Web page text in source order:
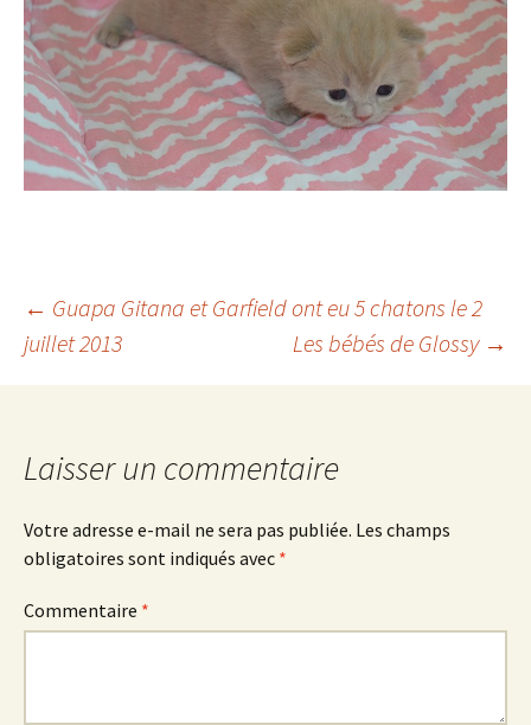
Navigation
des
articles
← Guapa Gitana et Garfield ont eu 5 chatons le 2
juillet 2013
Les bébés de Glossy →
Laisser un commentaire
Votre adresse e-mail ne sera pas publiée. Les champs
obligatoires sont indiqués avec *
Commentaire *